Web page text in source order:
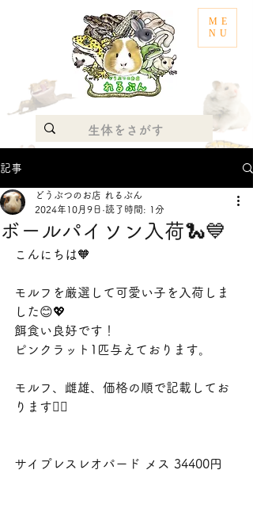
ME
NU
記事
ボールパイソン入荷🐍💙
どうぶつのお店 れるぶん
2024年10月9日 読了時間: 1分
こんにちは🧡
モルフを厳選して可愛い子を入荷しま
した😊💖
餌食い良好です！
ピンクラット1匹与えております。
モルフ、雌雄、価格の順で記載してお
ります🙇‍♀️
サイプレスレオパード メス 34400円